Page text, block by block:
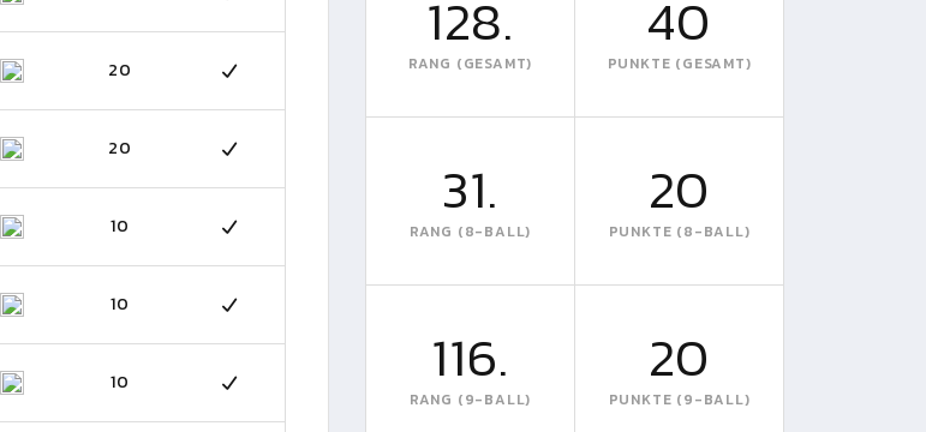
20
20
10
10
10
128.
RANG (GESAMT)
40
PUNKTE (GESAMT)
31.
RANG (8-BALL)
20
PUNKTE (8-BALL)
116.
RANG (9-BALL)
20
PUNKTE (9-BALL)